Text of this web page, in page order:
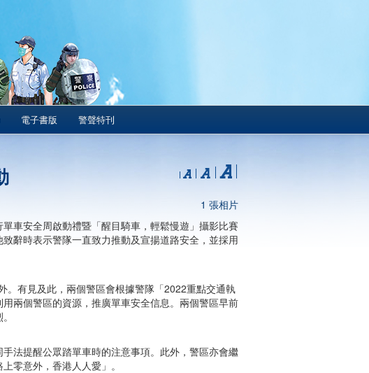
電子書版 警聲特刊
1 張相片
車安全周啟動禮暨「醒目騎車，輕鬆慢遊」攝影比賽
辭時表示警隊一直致力推動及宣揚道路安全，並採用
有見及此，兩個警區會根據警隊「2022重點交通執
兩個警區的資源，推廣單車安全信息。兩個警區早前
法提醒公眾踏單車時的注意事項。此外，警區亦會繼
零意外，香港人人愛」。